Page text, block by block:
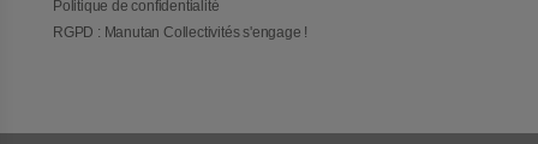
Politique de confidentialité
RGPD : Manutan Collectivités s'engage !